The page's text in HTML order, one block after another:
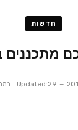
חדשות
Updated:29 במרץ 2017